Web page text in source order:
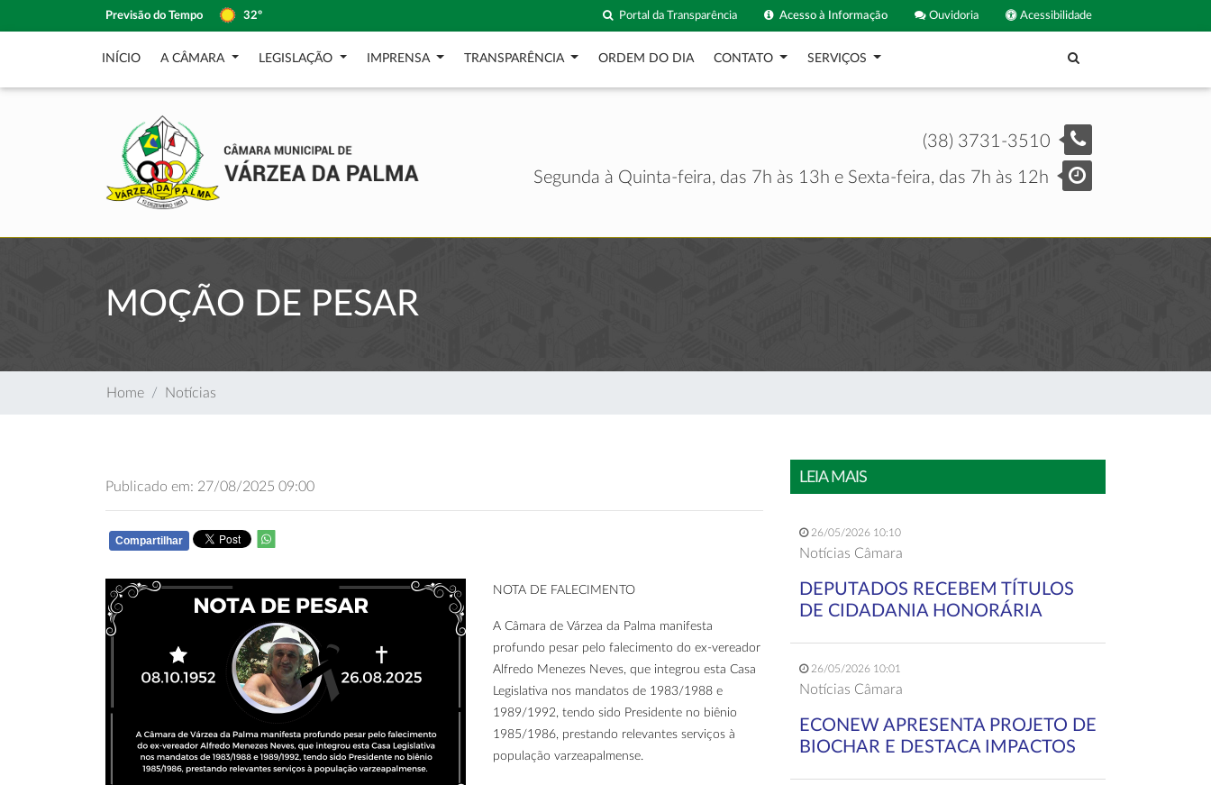
Previsão do Tempo 32º Acessibilidade
Ouvidoria
Acesso à Informação
Portal da Transparência
INÍCIO A CÂMARA LEGISLAÇÃO IMPRENSA TRANSPARÊNCIA ORDEM DO DIA CONTATO SERVIÇOS
(38) 3731-3510
Segunda à Quinta-feira, das 7h às 13h e Sexta-feira, das 7h às 12h
MOÇÃO DE PESAR
Home Notícias
Publicado em: 27/08/2025 09:00
Compartilhar
NOTA DE FALECIMENTO
A Câmara de Várzea da Palma manifesta
profundo pesar pelo falecimento do ex-vereador
Alfredo Menezes Neves, que integrou esta Casa
Legislativa nos mandatos de 1983/1988 e
1989/1992, tendo sido Presidente no biênio
1985/1986, prestando relevantes serviços à
população varzeapalmense.
LEIA MAIS
26/05/2026 10:10
Notícias Câmara
DEPUTADOS RECEBEM TÍTULOS
DE CIDADANIA HONORÁRIA
26/05/2026 10:01
Notícias Câmara
ECONEW APRESENTA PROJETO DE
BIOCHAR E DESTACA IMPACTOS